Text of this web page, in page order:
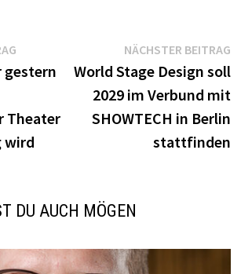
Beitrag:
gestern
Theater
wird
NÄCHSTER BEITRAG
World Stage Design soll
2029 im Verbund mit
SHOWTECH in Berlin
stattfinden
DU AUCH MÖGEN